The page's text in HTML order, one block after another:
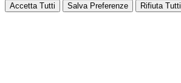
Accetta Tutti Salva Preferenze Rifiuta Tutti